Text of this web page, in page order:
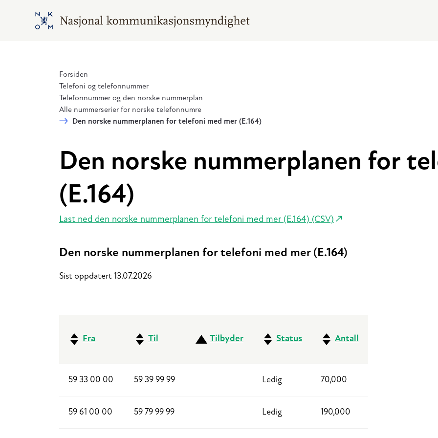
Hopp til hovedinnhold
Gå til hovedsiden
Forsiden
Telefoni og telefonnummer
Telefonnummer og den norske nummerplan
Alle nummerserier for norske telefonnumre
Den norske nummerplanen for telefoni med mer (E.164)
Den norske nummerplanen for
(E.164)
Last ned den norske nummerplanen for telefoni med mer (E.164) (CSV)
Den norske nummerplanen for telefoni med mer (E.164)
Sist oppdatert 13.07.2026
Fra Til Tilbyder Status Antall
59 33 00 00 59 39 99 99 Ledig 70,000
59 61 00 00 59 79 99 99 Ledig 190,000